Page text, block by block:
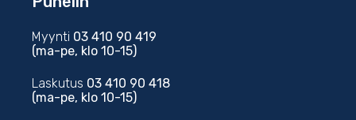
Myynti 03 410 90 419
(ma-pe, klo 10-15)
Laskutus 03 410 90 418
(ma-pe, klo 10-15)